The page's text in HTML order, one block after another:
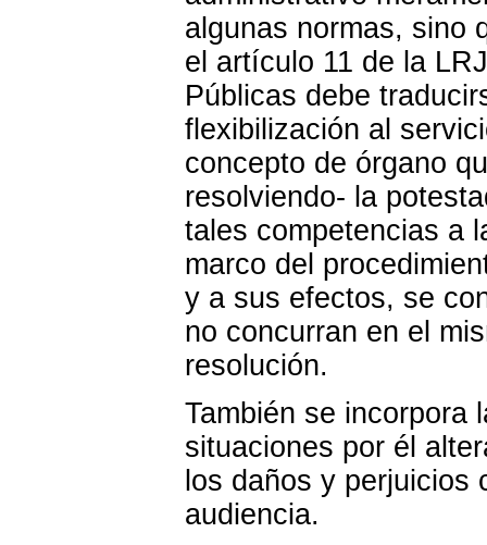
algunas normas, sino
el artículo 11 de la
Públicas debe
flexibilización al
concepto de órgano
resolviendo- la
tales competencias a
marco del
y a sus efectos, se
no concurran en el
resolución.
También se incorpora
situaciones por él
los daños y perjuicios
audiencia.